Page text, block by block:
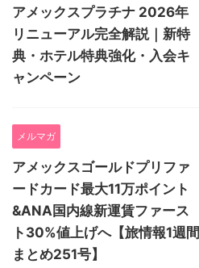
アメックスプラチナ 2026年
リニューアル完全解説｜新特
典・ホテル特典強化・入会キ
ャンペーン
メルマガ
アメックスゴールドプリファ
ードカード最大11万ポイント
&ANA国内線新運賃ファース
ト30%値上げへ【旅情報1週間
まとめ251号】